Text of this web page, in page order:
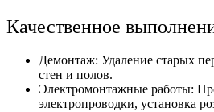
Качественное
Демонтаж: Удаление старых
стен и полов.
Электромонтажные работы:
электропроводки, установка